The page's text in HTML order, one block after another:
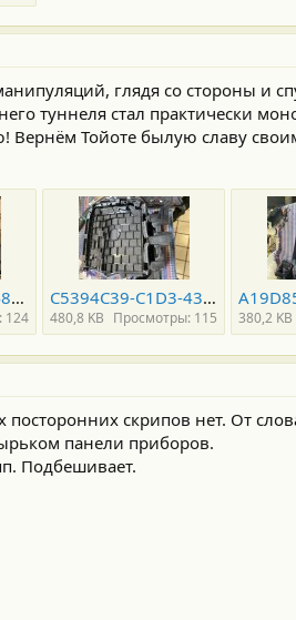
глядя со стороны и
туннеля стал практически
Вернём Тойоте былую славу
B28F61FC-9190-4893-BFB9-948424D26F41.jpeg
124
C5394C39-C1D3-4354-ACDC-B53280C73944.jpeg
480,8 KB Просмотры: 115 380,2 KB
посторонних скрипов нет. От
панели приборов.
Подбешивает.